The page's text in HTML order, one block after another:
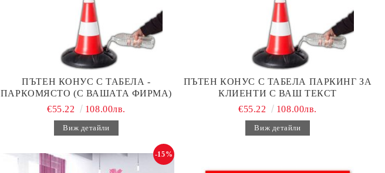
ПЪТЕН КОНУС С ТАБЕЛА -
ПАРКОМЯСТО (С ВАШАТА ФИРМА)
€55.22
108.00лв.
Виж детайли
ПЪТЕН КОНУС С ТАБЕЛА ПАРКИНГ ЗА
КЛИЕНТИ С ВАШ ТЕКСТ
€55.22
108.00лв.
Виж детайли
-15%